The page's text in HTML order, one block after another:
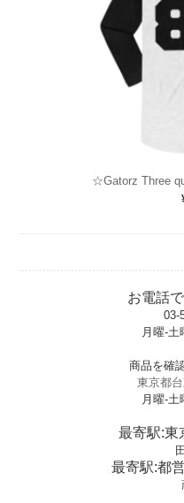
☆Gatorz Three
お電話
03-
月曜-土
商品を確
東京都
月曜-土
最寄駅:東
最寄駅:都